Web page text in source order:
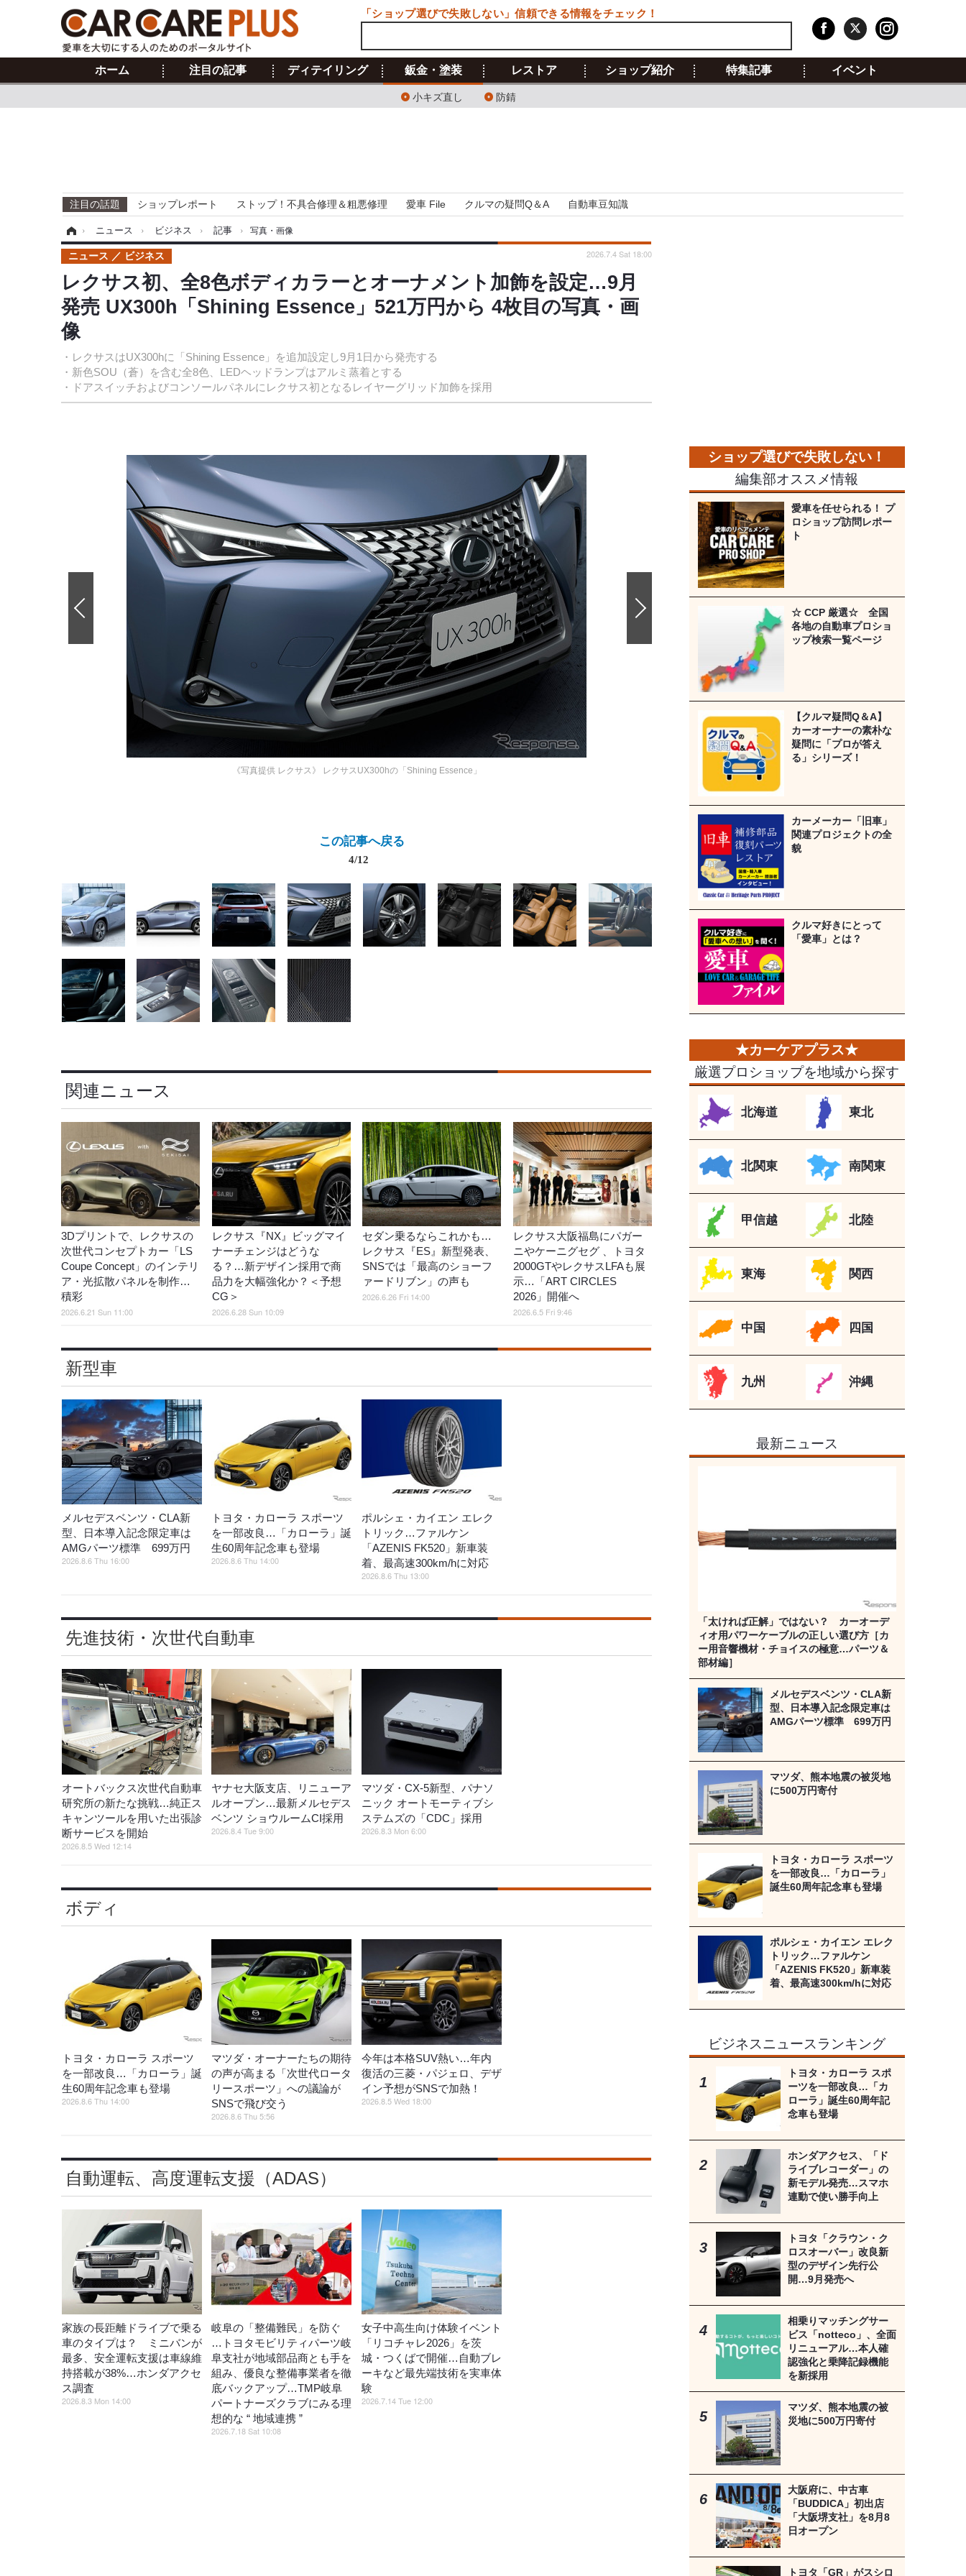
ホーム 注目の記事 ディテイリング 鈑金・塗装
小キズ直し 防錆
レストア ショップ紹介 特集記事 イベント
注目の話題 ショップレポート ストップ！不具合修理＆粗悪修理 愛車 File クルマの疑問Q＆A 自動車豆知識
› ニュース › ビジネス › 記事 › 写真・画像
レクサス初、全8色ボディカラーとオーナメント加飾を設定…9月
発売 UX300h「Shining Essence」521万円から 4枚目の写真・画
像
・レクサスはUX300hに「Shining Essence」を追加設定し9月1日から発売する
・新色SOU（蒼）を含む全8色、LEDヘッドランプはアルミ蒸着とする
・ドアスイッチおよびコンソールパネルにレクサス初となるレイヤーグリッド加飾を採用
ニュース ビジネス 2026.7.4 Sat 18:00
《写真提供 レクサス》 レクサスUX300hの「Shining Essence」
この記事へ戻る
4/12
関連ニュース
3Dプリントで、レクサスの
次世代コンセプトカー「LS
Coupe Concept」のインテリ
ア・光拡散パネルを制作…
積彩
2026.6.21 Sun 11:00
レクサス『NX』ビッグマイ
ナーチェンジはどうな
る？…新デザイン採用で商
品力を大幅強化か？＜予想
CG＞
2026.6.28 Sun 10:09
セダン乗るならこれかも…
レクサス『ES』新型発表、
SNSでは「最高のショーフ
ァードリブン」の声も
2026.6.26 Fri 14:00
レクサス大阪福島にパガー
ニやケーニグセグ 、トヨタ
2000GTやレクサスLFAも展
示…「ART CIRCLES
2026」開催へ
2026.6.5 Fri 9:46
新型車
メルセデスベンツ・CLA新
型、日本導入記念限定車は
AMGパーツ標準 699万円
2026.8.6 Thu 16:00
トヨタ・カローラ スポーツ
を一部改良…「カローラ」誕
生60周年記念車も登場
2026.8.6 Thu 14:00
ポルシェ・カイエン エレク
トリック…ファルケン
「AZENIS FK520」新車装
着、最高速300km/hに対応
2026.8.6 Thu 13:00
先進技術・次世代自動車
オートバックス次世代自動車
研究所の新たな挑戦…純正ス
キャンツールを用いた出張診
断サービスを開始
2026.8.5 Wed 12:14
ヤナセ大阪支店、リニューア
ルオープン…最新メルセデス
ベンツ ショウルームCI採用
2026.8.4 Tue 9:00
マツダ・CX-5新型、パナソ
ニック オートモーティブシ
ステムズの「CDC」採用
2026.8.3 Mon 6:00
ボディ
トヨタ・カローラ スポーツ
を一部改良…「カローラ」誕
生60周年記念車も登場
2026.8.6 Thu 14:00
マツダ・オーナーたちの期待
の声が高まる「次世代ロータ
リースポーツ」への議論が
SNSで飛び交う
2026.8.6 Thu 5:56
今年は本格SUV熱い…年内
復活の三菱・パジェロ、デザ
イン予想がSNSで加熱！
2026.8.5 Wed 18:00
自動運転、高度運転支援（ADAS）
家族の長距離ドライブで乗る
車のタイプは？ ミニバンが
最多、安全運転支援は車線維
持搭載が38%…ホンダアクセ
ス調査
2026.8.3 Mon 14:00
岐阜の「整備難民」を防ぐ
…トヨタモビリティパーツ岐
阜支社が地域部品商とも手を
組み、優良な整備事業者を徹
底バックアップ…TMP岐阜
パートナーズクラブにみる理
想的な “ 地域連携 ”
2026.7.18 Sat 10:08
女子中高生向け体験イベント
「リコチャレ2026」を茨
城・つくばで開催…自動ブレ
ーキなど最先端技術を実車体
験
2026.7.14 Tue 12:00
編集部オススメ情報
愛車を任せられる！ プ
ロショップ訪問レポー
ト
☆ CCP 厳選☆ 全国
各地の自動車プロショ
ップ検索一覧ページ
【クルマ疑問Q＆A】
カーオーナーの素朴な
疑問に「プロが答え
る」シリーズ！
カーメーカー「旧車」
関連プロジェクトの全
貌
クルマ好きにとって
「愛車」とは？
厳選プロショップを地域から探す
北海道 東北
北関東 南関東
甲信越 北陸
東海 関西
中国 四国
九州 沖縄
最新ニュース
「太ければ正解」ではない？ カーオーデ
ィオ用パワーケーブルの正しい選び方［カ
ー用音響機材・チョイスの極意…パーツ＆
部材編］
メルセデスベンツ・CLA新
型、日本導入記念限定車は
AMGパーツ標準 699万円
マツダ、熊本地震の被災地
に500万円寄付
トヨタ・カローラ スポーツ
を一部改良…「カローラ」
誕生60周年記念車も登場
ポルシェ・カイエン エレク
トリック…ファルケン
「AZENIS FK520」新車装
着、最高速300km/hに対応
ビジネスニュースランキング
トヨタ・カローラ スポ
ーツを一部改良…「カ
ローラ」誕生60周年記
念車も登場
ホンダアクセス、「ド
ライブレコーダー」の
新モデル発売…スマホ
連動で使い勝手向上
トヨタ「クラウン・ク
ロスオーバー」改良新
型のデザイン先行公
開…9月発売へ
相乗りマッチングサー
ビス「notteco」、全面
リニューアル…本人確
認強化と乗降記録機能
を新採用
マツダ、熊本地震の被
災地に500万円寄付
大阪府に、中古車
「BUDDICA」初出店
「大阪堺支社」を8月8
日オープン
トヨタ「GR」がスシロ
「ショップ選びで失敗しない」信頼できる情報をチェック！